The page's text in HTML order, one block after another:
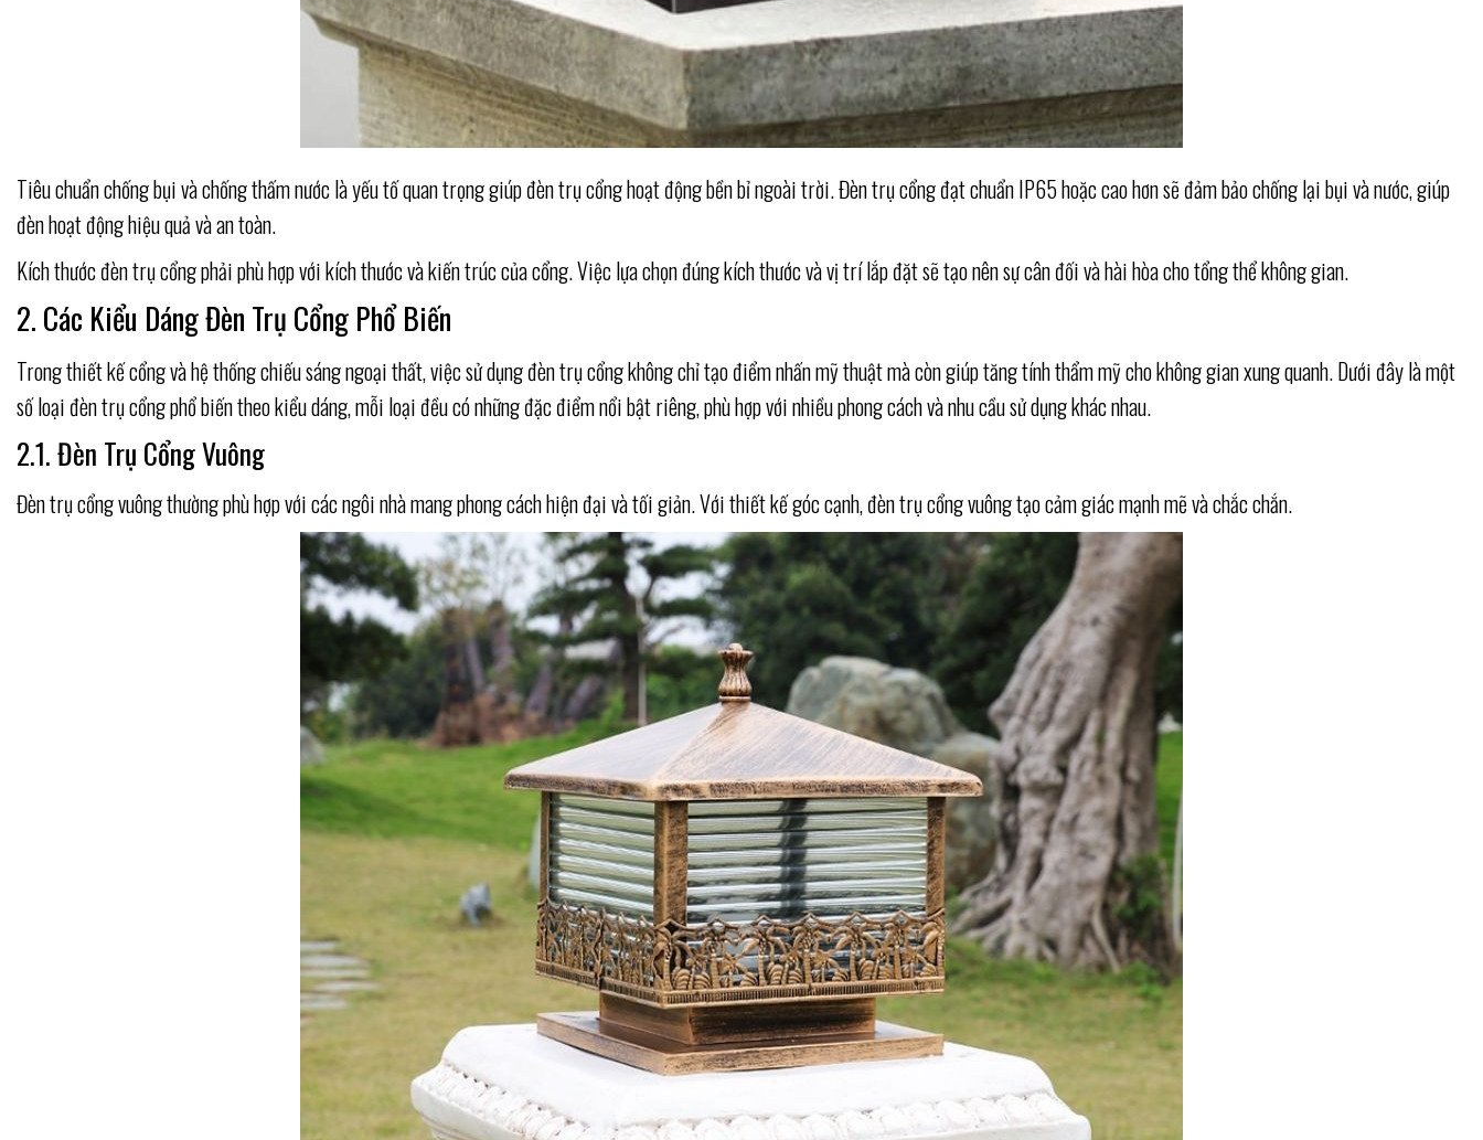
Tiêu chuẩn chống bụi và chống thấm nước là yếu tố quan trọng giúp đèn trụ cổng hoạt động bền bỉ ngoài trời. Đèn trụ cổng đạt chuẩn IP65 hoặc cao hơn sẽ đảm bảo chống lại bụi và nước, giúp
đèn hoạt động hiệu quả và an toàn.
Kích thước đèn trụ cổng phải phù hợp với kích thước và kiến trúc của cổng. Việc lựa chọn đúng kích thước và vị trí lắp đặt sẽ tạo nên sự cân đối và hài hòa cho tổng thể không gian.
2. Các Kiểu Dáng Đèn Trụ Cổng Phổ Biến
Trong thiết kế cổng và hệ thống chiếu sáng ngoại thất, việc sử dụng đèn trụ cổng không chỉ tạo điểm nhấn mỹ thuật mà còn giúp tăng tính thẩm mỹ cho không gian xung quanh. Dưới đây là một
số loại đèn trụ cổng phổ biến theo kiểu dáng, mỗi loại đều có những đặc điểm nổi bật riêng, phù hợp với nhiều phong cách và nhu cầu sử dụng khác nhau.
2.1. Đèn Trụ Cổng Vuông
Đèn trụ cổng vuông thường phù hợp với các ngôi nhà mang phong cách hiện đại và tối giản. Với thiết kế góc cạnh, đèn trụ cổng vuông tạo cảm giác mạnh mẽ và chắc chắn.